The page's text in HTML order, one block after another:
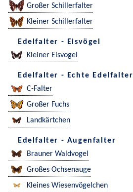
Großer Schillerfalter
Kleiner Schillerfalter
Edelfalter - Eisvögel
Kleiner Eisvogel
Edelfalter - Echte Edelfalter
C-Falter
Großer Fuchs
Landkärtchen
Edelfalter - Augenfalter
Brauner Waldvogel
Großes Ochsenauge
Kleines Wiesenvögelchen